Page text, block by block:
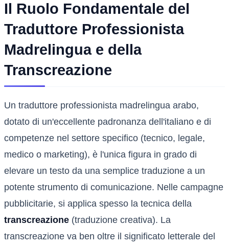
Il Ruolo Fondamentale del
Traduttore Professionista
Madrelingua e della
Transcreazione
Un traduttore professionista madrelingua arabo,
dotato di un'eccellente padronanza dell'italiano e di
competenze nel settore specifico (tecnico, legale,
medico o marketing), è l'unica figura in grado di
elevare un testo da una semplice traduzione a un
potente strumento di comunicazione. Nelle campagne
pubblicitarie, si applica spesso la tecnica della
transcreazione (traduzione creativa). La
transcreazione va ben oltre il significato letterale del